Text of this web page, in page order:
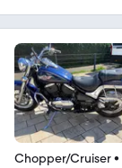
Chopper/Cruiser•